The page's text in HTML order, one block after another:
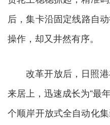
后，集卡沿固定线路自
操作，却又井然有序。
改革开放后，日照
来居上，迅速成长为“最
个顺岸开放式全自动化